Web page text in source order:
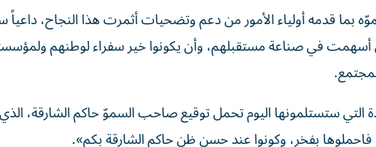
قدمه أولياء الأمور من دعم وتضحيات أثمرت هذا النجاح، داعياً
أسهمت في صناعة مستقبلهم، وأن يكونوا خير سفراء لوطنهم
التي ستستلمونها اليوم تحمل توقيع صاحب السموّ حاكم الشارقة،
بفخر، وكونوا عند حسن ظن حاكم الشارقة بكم».